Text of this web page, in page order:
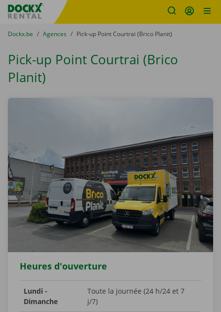
sitename
You are here:
du
Dockx.be to
Agences to
Pick-up Point Courtrai (Brico Planit)
Pick-up Point Courtrai (Brico
Planit)
Heures d'ouverture
Lundi -
Dimanche
Toute la journée (24 h/24 et 7
j/7)